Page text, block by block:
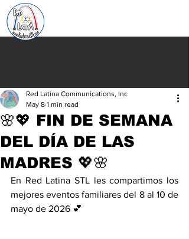
🌸💖 FIN DE SEMANA
DEL DÍA DE LAS
MADRES 💖🌸
Red Latina Communications, Inc
May 8 1 min read
En Red Latina STL les compartimos los
mejores eventos familiares del 8 al 10 de
mayo de 2026 💕